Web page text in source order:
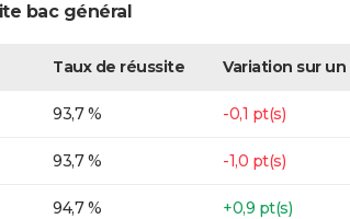
bac général
Taux de réussite Variation sur un
93,7 % -0,1 pt(s)
93,7 % -1,0 pt(s)
94,7 % +0,9 pt(s)